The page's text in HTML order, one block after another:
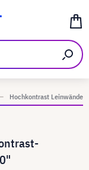
Hochkontrast Leinwände